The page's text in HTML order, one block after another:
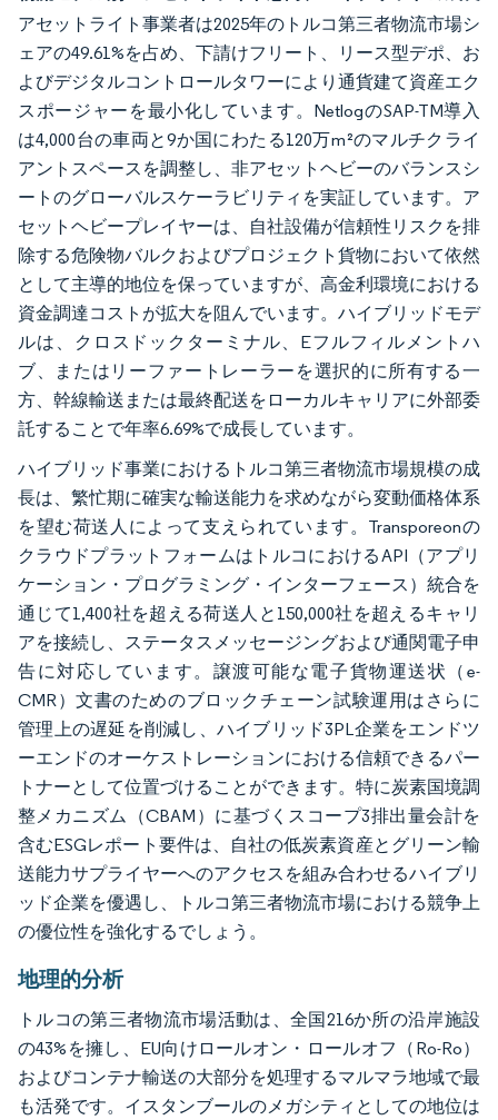
アセットライト事業者は2025年のトルコ第三者物流市場シ
ェアの49.61%を占め、下請けフリート、リース型デポ、お
よびデジタルコントロールタワーにより通貨建て資産エク
スポージャーを最小化しています。NetlogのSAP-TM導入
は4,000台の車両と9か国にわたる120万m²のマルチクライ
アントスペースを調整し、非アセットヘビーのバランスシ
ートのグローバルスケーラビリティを実証しています。ア
セットヘビープレイヤーは、自社設備が信頼性リスクを排
除する危険物バルクおよびプロジェクト貨物において依然
として主導的地位を保っていますが、高金利環境における
資金調達コストが拡大を阻んでいます。ハイブリッドモデ
ルは、クロスドックターミナル、Eフルフィルメントハ
ブ、またはリーファートレーラーを選択的に所有する一
方、幹線輸送または最終配送をローカルキャリアに外部委
託することで年率6.69%で成長しています。
ハイブリッド事業におけるトルコ第三者物流市場規模の成
長は、繁忙期に確実な輸送能力を求めながら変動価格体系
を望む荷送人によって支えられています。Transporeonの
クラウドプラットフォームはトルコにおけるAPI（アプリ
ケーション・プログラミング・インターフェース）統合を
通じて1,400社を超える荷送人と150,000社を超えるキャリ
アを接続し、ステータスメッセージングおよび通関電子申
告に対応しています。譲渡可能な電子貨物運送状（e-
CMR）文書のためのブロックチェーン試験運用はさらに
管理上の遅延を削減し、ハイブリッド3PL企業をエンドツ
ーエンドのオーケストレーションにおける信頼できるパー
トナーとして位置づけることができます。特に炭素国境調
整メカニズム（CBAM）に基づくスコープ3排出量会計を
含むESGレポート要件は、自社の低炭素資産とグリーン輸
送能力サプライヤーへのアクセスを組み合わせるハイブリ
ッド企業を優遇し、トルコ第三者物流市場における競争上
の優位性を強化するでしょう。
地理的分析
トルコの第三者物流市場活動は、全国216か所の沿岸施設
の43%を擁し、EU向けロールオン・ロールオフ（Ro-Ro）
およびコンテナ輸送の大部分を処理するマルマラ地域で最
も活発です。イスタンブールのメガシティとしての地位は